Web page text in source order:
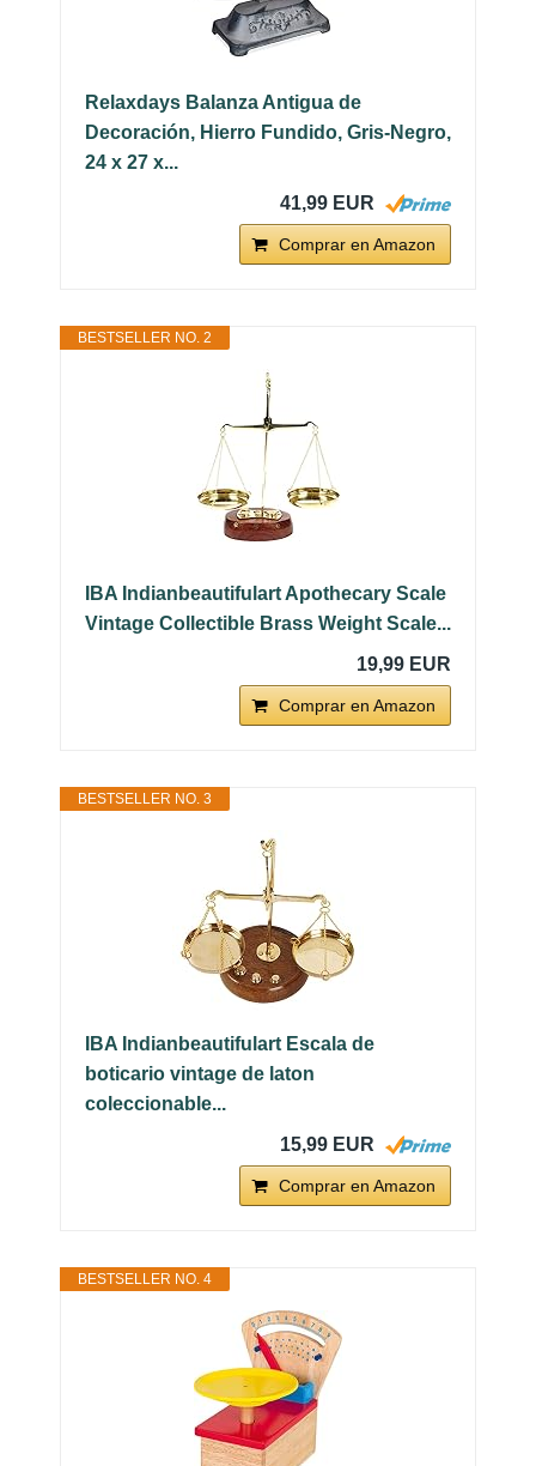
Relaxdays Balanza Antigua de
Decoración, Hierro Fundido, Gris-Negro,
24 x 27 x...
41,99 EUR
Comprar en Amazon
BESTSELLER NO. 2
IBA Indianbeautifulart Apothecary Scale
Vintage Collectible Brass Weight Scale...
19,99 EUR
Comprar en Amazon
BESTSELLER NO. 3
IBA Indianbeautifulart Escala de
boticario vintage de laton
coleccionable...
15,99 EUR
Comprar en Amazon
BESTSELLER NO. 4